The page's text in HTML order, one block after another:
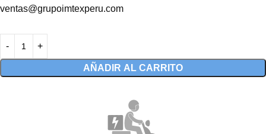
ventas@grupoimtexperu.com
AÑADIR AL CARRITO